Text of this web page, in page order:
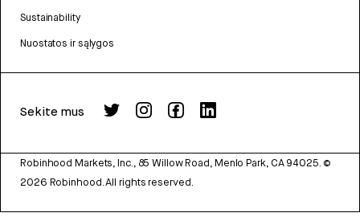
Sustainability
Nuostatos ir sąlygos
Sekite mus
Robinhood Markets, Inc., 85 Willow Road, Menlo Park, CA 94025. ©
2026 Robinhood. All rights reserved.